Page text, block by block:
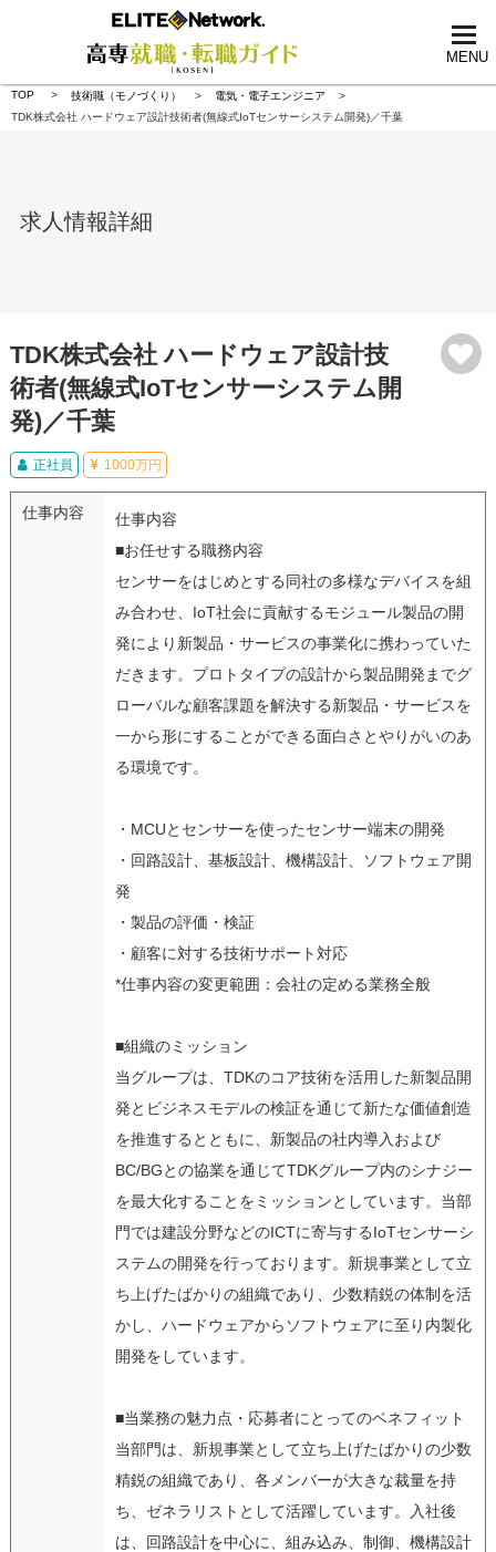
MENU
TOP 技術職（モノづくり）
電気・電子エンジニア
TDK株式会社 ハードウェア設計技術者(無線式IoTセンサーシステム開発)／千葉
求人情報詳細
TDK株式会社 ハードウェア設計技
術者(無線式IoTセンサーシステム開
発)／千葉
正社員 1000万円
仕事内容
仕事内容
■お任せする職務内容
センサーをはじめとする同社の多様なデバイスを組
み合わせ、IoT社会に貢献するモジュール製品の開
発により新製品・サービスの事業化に携わっていた
だきます。プロトタイプの設計から製品開発までグ
ローバルな顧客課題を解決する新製品・サービスを
一から形にすることができる面白さとやりがいのあ
る環境です。
・MCUとセンサーを使ったセンサー端末の開発
・回路設計、基板設計、機構設計、ソフトウェア開
発
・製品の評価・検証
・顧客に対する技術サポート対応
*仕事内容の変更範囲：会社の定める業務全般
■組織のミッション
当グループは、TDKのコア技術を活用した新製品開
発とビジネスモデルの検証を通じて新たな価値創造
を推進するとともに、新製品の社内導入および
BC/BGとの協業を通じてTDKグループ内のシナジー
を最大化することをミッションとしています。当部
門では建設分野などのICTに寄与するIoTセンサーシ
ステムの開発を行っております。新規事業として立
ち上げたばかりの組織であり、少数精鋭の体制を活
かし、ハードウェアからソフトウェアに至り内製化
開発をしています。
■当業務の魅力点・応募者にとってのベネフィット
当部門は、新規事業として立ち上げたばかりの少数
精鋭の組織であり、各メンバーが大きな裁量を持
ち、ゼネラリストとして活躍しています。入社後
は、回路設計を中心に、組み込み、制御、機構設計